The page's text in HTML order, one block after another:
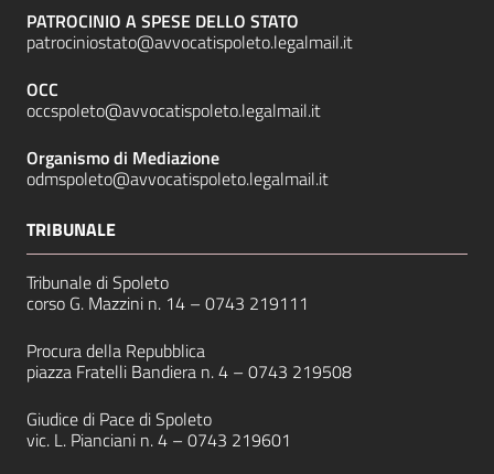
PATROCINIO A SPESE DELLO STATO
patrociniostato@avvocatispoleto.legalmail.it
OCC
occspoleto@avvocatispoleto.legalmail.it
Organismo di Mediazione
odmspoleto@avvocatispoleto.legalmail.it
TRIBUNALE
Tribunale di Spoleto
corso G. Mazzini n. 14 – 0743 219111
Procura della Repubblica
piazza Fratelli Bandiera n. 4 – 0743 219508
Giudice di Pace di Spoleto
vic. L. Pianciani n. 4 – 0743 219601